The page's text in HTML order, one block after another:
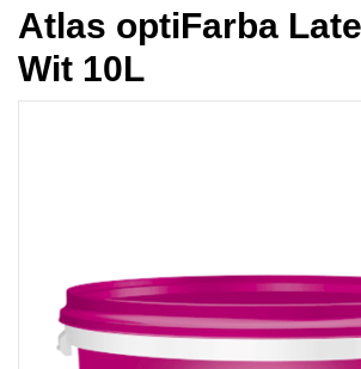
Atlas optiFarba
Wit 10L